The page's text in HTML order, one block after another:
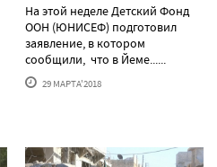
На этой неделе Детский Фонд
ООН (ЮНИСЕФ) подготовил
заявление, в котором
сообщили, что в Йеме......
29 МАРТА'2018